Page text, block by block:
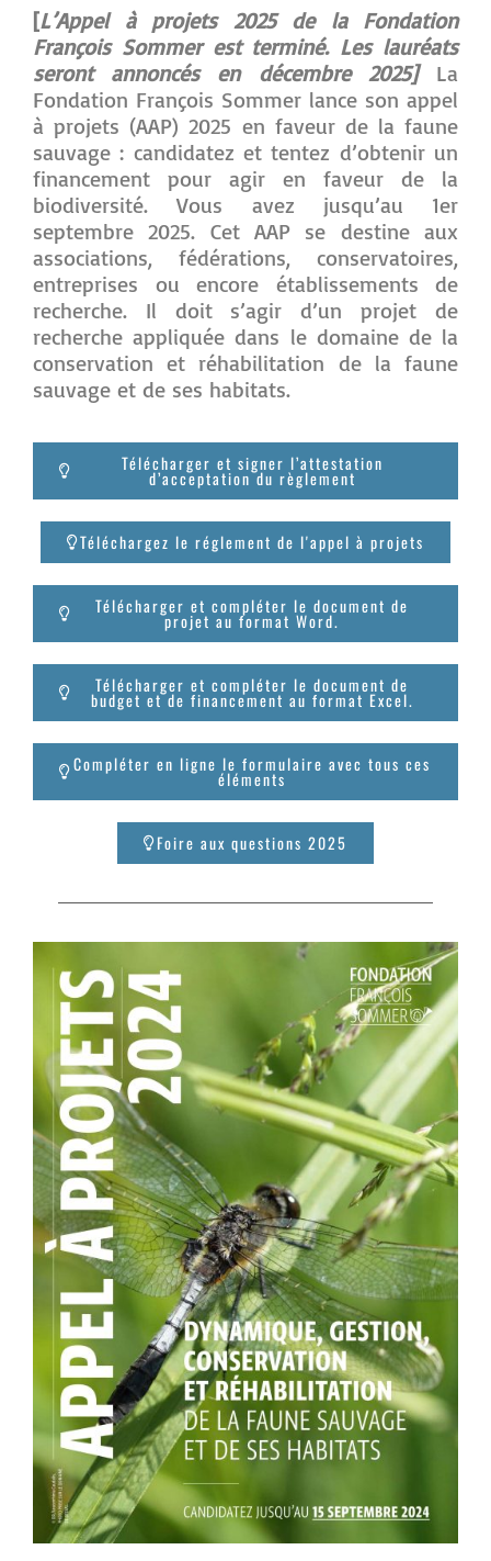
[L’Appel à projets 2025 de la Fondation
François Sommer est terminé. Les lauréats
seront annoncés en décembre 2025]
La
Fondation François Sommer lance son appel
à projets (AAP) 2025 en faveur de la faune
sauvage : candidatez et tentez d’obtenir un
financement pour agir en faveur de la
biodiversité. Vous avez jusqu’au 1er
septembre 2025. Cet AAP se destine aux
associations, fédérations, conservatoires,
entreprises ou encore établissements de
recherche. Il doit s’agir d’un projet de
recherche appliquée dans le domaine de la
conservation et réhabilitation de la faune
sauvage et de ses habitats.
Télécharger et signer l’attestation
d’acceptation du règlement
Téléchargez le réglement de l'appel à projets
Télécharger et compléter le document de
projet au format Word.
Télécharger et compléter le document de
budget et de financement au format Excel.
Compléter en ligne le formulaire avec tous ces
éléments
Foire aux questions 2025